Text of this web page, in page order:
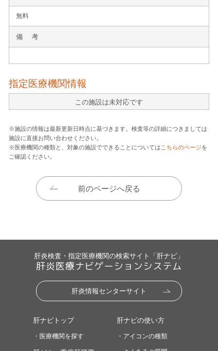
無料
備 考
指定医療機関情報
この施設は未対応です
※施設の情報は最新更新日時点に基づきます。検査等の詳細につきましては
施設に直接お問い合わせください。
※医療機関の種類と、対象の施設でできることについてはこちらのページを
ご確認ください。
前のページへ戻る
肝炎検査・指定医療機関の検索サイト「肝ナビ」
肝炎医療ナビゲーションシステム
肝炎情報センターサイト
肝ナビトップ
・医療機関を探す
肝ナビの使い方
・アイコンの種類